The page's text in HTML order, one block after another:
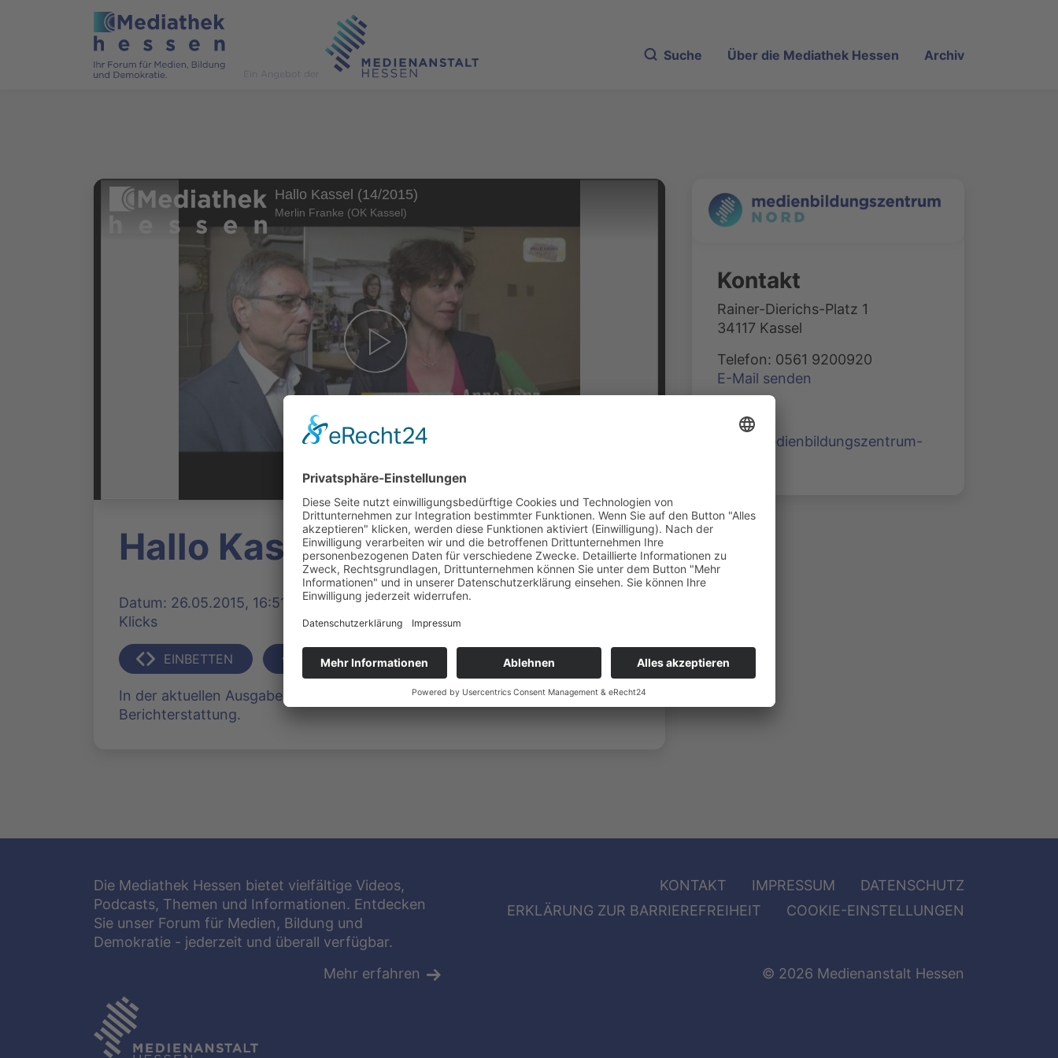
Suche Über die Mediathek Hessen Archiv
Hallo Kassel (14/2015)
Merlin Franke (OK Kassel)
Hallo Kassel (14/2015)
Datum: 26.05.2015, 16:51 Uhr | Produziert: Merlin Franke (OK Kassel) | 3791
Klicks
EINBETTEN TEILEN
In der aktuellen Ausgabe steht das Gartenfest in Calden im Fokus der
Berichterstattung.
Kontakt
Rainer-Dierichs-Platz 1
34117 Kassel
Telefon: 0561 9200920
E-Mail senden
www.medienbildungszentrum-
Die Mediathek Hessen bietet vielfältige Videos,
Podcasts, Themen und Informationen. Entdecken
Sie unser Forum für Medien, Bildung und
Demokratie - jederzeit und überall verfügbar.
Mehr erfahren
KONTAKT IMPRESSUM
DATENSCHUTZ
ERKLÄRUNG ZUR BARRIEREFREIHEIT
COOKIE-EINSTELLUNGEN
© 2026 Medienanstalt Hessen